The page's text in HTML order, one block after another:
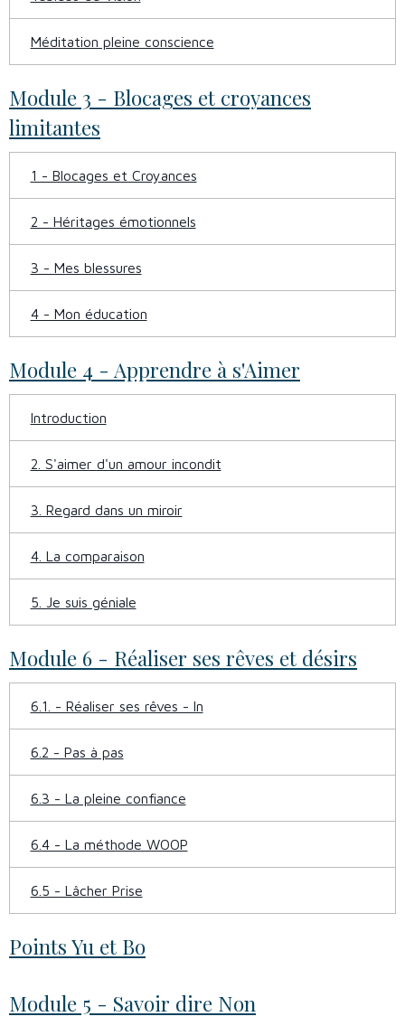
Méditation pleine conscience
Module 3 - Blocages et croyances
limitantes
1 - Blocages et Croyances
2 - Héritages émotionnels
3 - Mes blessures
4 - Mon éducation
Module 4 - Apprendre à s'Aimer
Introduction
2. S'aimer d'un amour incondit
3. Regard dans un miroir
4. La comparaison
5. Je suis géniale
Module 6 - Réaliser ses rêves et désirs
6.1. - Réaliser ses rêves - In
6.2 - Pas à pas
6.3 - La pleine confiance
6.4 - La méthode WOOP
6.5 - Lâcher Prise
Points Yu et Bo
Module 5 - Savoir dire Non